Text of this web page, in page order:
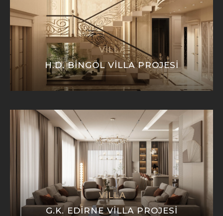
VILLA
H.D. BINGÖL VILLA PROJESI
VILLA
G.K. EDIRNE VILLA PROJESI